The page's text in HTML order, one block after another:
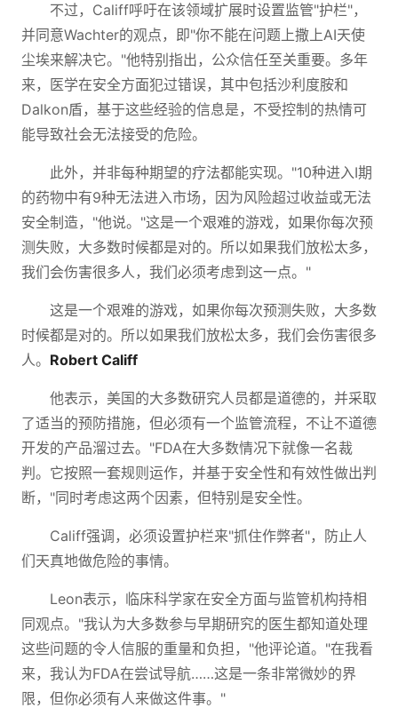
不过，Califf呼吁在该领域扩展时设置监管"护栏"，
并同意Wachter的观点，即"你不能在问题上撒上AI天使
尘埃来解决它。"他特别指出，公众信任至关重要。多年
来，医学在安全方面犯过错误，其中包括沙利度胺和
Dalkon盾，基于这些经验的信息是，不受控制的热情可
能导致社会无法接受的危险。
此外，并非每种期望的疗法都能实现。"10种进入I期
的药物中有9种无法进入市场，因为风险超过收益或无法
安全制造，"他说。"这是一个艰难的游戏，如果你每次预
测失败，大多数时候都是对的。所以如果我们放松太多，
我们会伤害很多人，我们必须考虑到这一点。"
这是一个艰难的游戏，如果你每次预测失败，大多数
时候都是对的。所以如果我们放松太多，我们会伤害很多
人。 Robert Califf
他表示，美国的大多数研究人员都是道德的，并采取
了适当的预防措施，但必须有一个监管流程，不让不道德
开发的产品溜过去。"FDA在大多数情况下就像一名裁
判。它按照一套规则运作，并基于安全性和有效性做出判
断，"同时考虑这两个因素，但特别是安全性。
Califf强调，必须设置护栏来"抓住作弊者"，防止人
们天真地做危险的事情。
Leon表示，临床科学家在安全方面与监管机构持相
同观点。"我认为大多数参与早期研究的医生都知道处理
这些问题的令人信服的重量和负担，"他评论道。"在我看
来，我认为FDA在尝试导航……这是一条非常微妙的界
限，但你必须有人来做这件事。"